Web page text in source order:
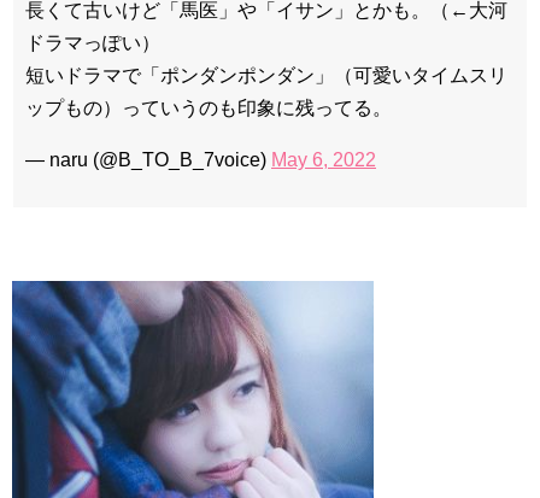
長くて古いけど「馬医」や「イサン」とかも。（←大河
ドラマっぽい）
短いドラマで「ポンダンポンダン」（可愛いタイムスリ
ップもの）っていうのも印象に残ってる。
— naru (@B_TO_B_7voice) May 6, 2022